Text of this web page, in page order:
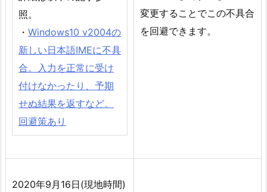
照。
・ Windows10 v2004の
新しい日本語IMEに不具
合。入力を正常に受け
付けなかったり、予期
せぬ結果を返すなど。
回避策あり
変更することでこの不具合
を回避できます。
2020年9月16日(現地時間)